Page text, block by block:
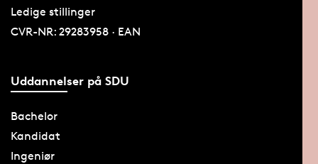
Ledige stillinger
CVR-NR: 29283958 · EAN
Uddannelser på SDU
Bachelor
Kandidat
Ingeniør